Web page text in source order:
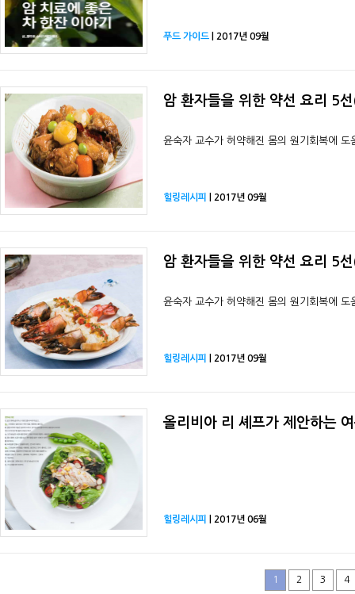
푸드 가이드 | 2017년 09월
암 환자들을 위한 약선 요리 5
윤숙자 교수가 허약해진 몸의 원기회복에
힐링레시피 | 2017년 09월
암 환자들을 위한 약선 요리 5
윤숙자 교수가 허약해진 몸의 원기회복에
힐링레시피 | 2017년 09월
올리비아 리 셰프가 제안하는
힐링레시피 | 2017년 06월
1 2 3 4